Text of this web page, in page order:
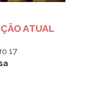
ATUAL
17